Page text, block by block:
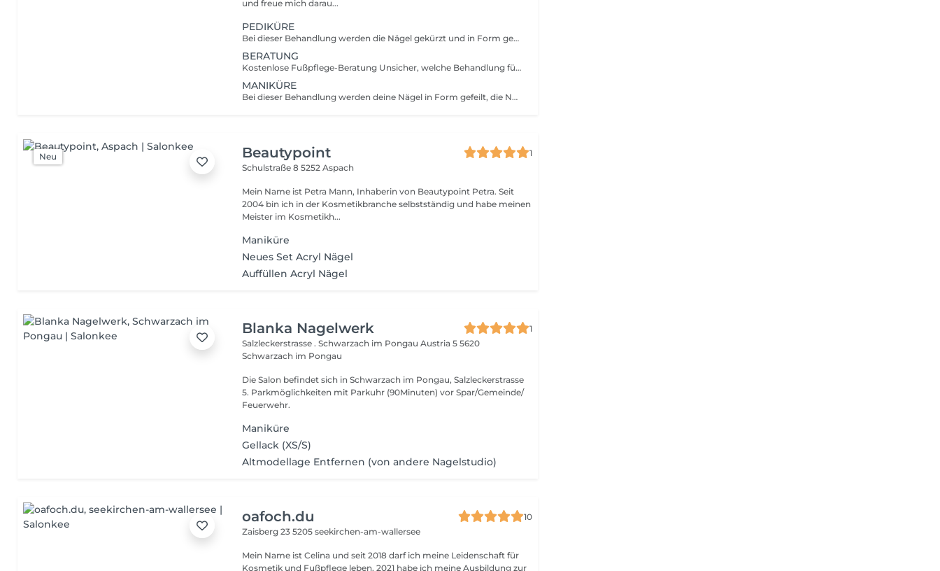
und freue mich darau...
PEDIKÜRE
Bei dieser Behandlung werden die Nägel gekürzt und in Form gebracht, überschüssige Hornhaut und Nagelhaut schonend entfernt und die Füße mit einer wohltuenden Pflege verwöhnt. Ideal für alle, die Wert auf gepflegte, natürliche Füße legen. Zusätzlich werden eventuelle Problemstellen wie Druckstellen, Risse, Hühneraugen oder eingewachsene Nägel individuell beraten und behandelt. Ideal für alle, die Wert auf gepflegte, gesunde Füße legen.
BERATUNG
Kostenlose Fußpflege-Beratung Unsicher, welche Behandlung für deine Füße passend ist? In dieser kurzen Beratung besprechen wir deine individuellen Bedürfnisse, zeigen Lösungsmöglichkeiten bei Problemstellen wie Hornhaut, Druckstellen oder eingewachsenen Nägeln auf und geben Tipps für die richtige Pflege zu Hause ganz unverbindlich und kostenlos.
MANIKÜRE
Bei dieser Behandlung werden deine Nägel in Form gefeilt, die Nagelhaut schonend entfernt und die Hände mit einer pflegenden Creme verwöhnt. Perfekt für alle, die auf natürliche, gepflegte Nägel setzen. Optional mit Lack oder Shellack
Neu Beautypoint
1
Schulstraße 85252 Aspach
Mein Name ist Petra Mann, Inhaberin von Beautypoint Petra. Seit
2004 bin ich in der Kosmetikbranche selbstständig und habe meinen
Meister im Kosmetikh...
Maniküre
Neues Set Acryl Nägel
Auffüllen Acryl Nägel
Blanka Nagelwerk
1
Salzleckerstrasse . Schwarzach im Pongau Austria 55620
Schwarzach im Pongau
Die Salon befindet sich in Schwarzach im Pongau, Salzleckerstrasse
5. Parkmöglichkeiten mit Parkuhr (90Minuten) vor Spar/Gemeinde/
Feuerwehr.
Maniküre
Gellack (XS/S)
Altmodellage Entfernen (von andere Nagelstudio)
oafoch.du
10
Zaisberg 235205 seekirchen-am-wallersee
Mein Name ist Celina und seit 2018 darf ich meine Leidenschaft für
Kosmetik und Fußpflege leben. 2021 habe ich meine Ausbildung zur